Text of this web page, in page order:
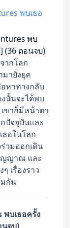
พบเธอ
พบ
(36 ตอนจบ)
ากโลก
มายังยุค
หาทางกลับ
นั้นจะได้พบ
ขาก็มีหน้าตา
ปัจจุบันและ
ธอในโลก
วมออกเดิน
ญญาณ และ
เรื่องราว
มกัน
บเธอครั้ง